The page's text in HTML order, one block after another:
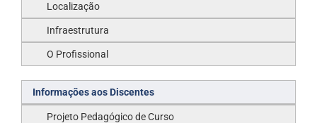
Localização
Infraestrutura
O Profissional
Informações aos Discentes
Projeto Pedagógico de Curso